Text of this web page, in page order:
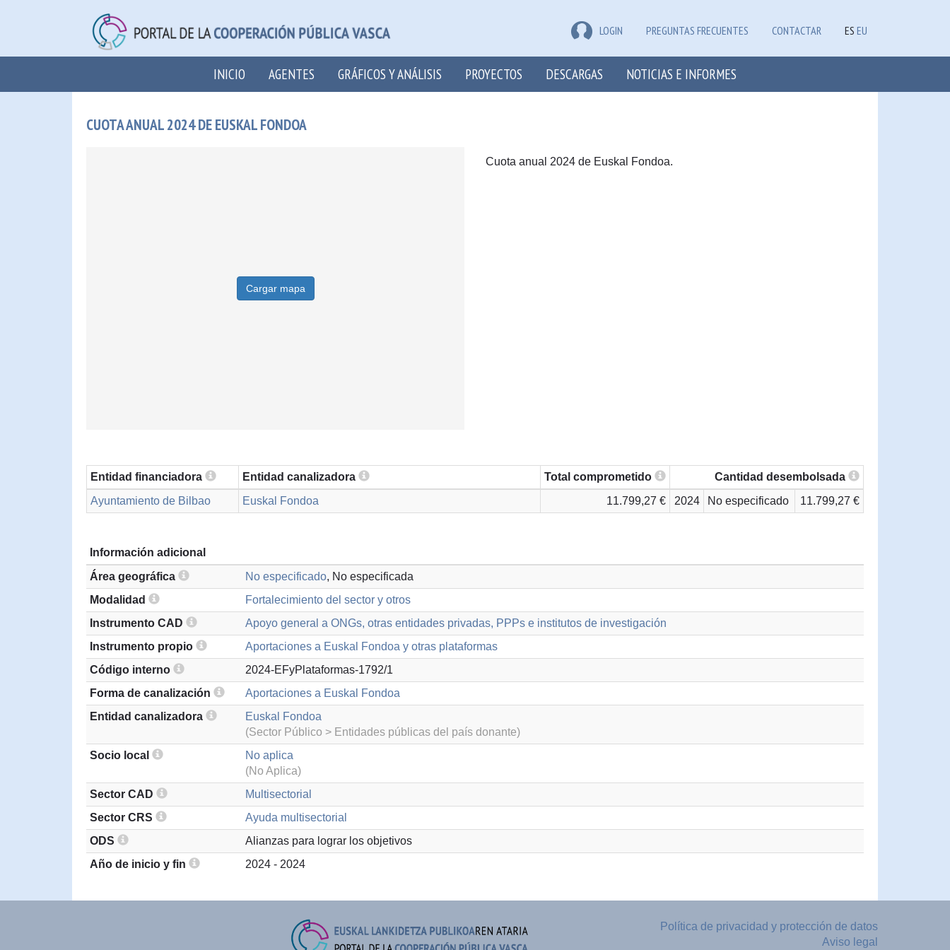
LOGIN PREGUNTAS FRECUENTES CONTACTAR ES EU
INICIO AGENTES GRÁFICOS Y ANÁLISIS PROYECTOS DESCARGAS NOTICIAS E INFORMES
CUOTA ANUAL 2024 DE EUSKAL FONDOA
Cargar mapa
Cuota anual 2024 de Euskal Fondoa.
Entidad financiadora Entidad canalizadora Total comprometido
Cantidad desembolsada
Ayuntamiento de Bilbao
Euskal Fondoa 11.799,27 € 2024 No especificado 11.799,27 €
Información adicional
Área geográfica
No especificado, No especificada
Modalidad
Fortalecimiento del sector y otros
Instrumento CAD
Apoyo general a ONGs, otras entidades privadas, PPPs e institutos de investigación
Instrumento propio
Aportaciones a Euskal Fondoa y otras plataformas
Código interno
2024-EFyPlataformas-1792/1
Forma de canalización
Aportaciones a Euskal Fondoa
Entidad canalizadora
Euskal Fondoa
(Sector Público > Entidades públicas del país donante)
Socio local
No aplica
(No Aplica)
Sector CAD
Multisectorial
Sector CRS
Ayuda multisectorial
ODS
Alianzas para lograr los objetivos
Año de inicio y fin
2024 - 2024
Política de privacidad y protección de datos
Aviso legal